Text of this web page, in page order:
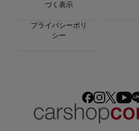
づく表示
プライバシーポリ
シー